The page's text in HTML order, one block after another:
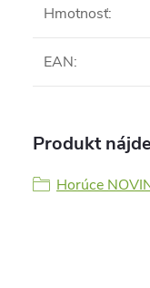
Hmotnosť:
EAN:
Produkt
Horúce